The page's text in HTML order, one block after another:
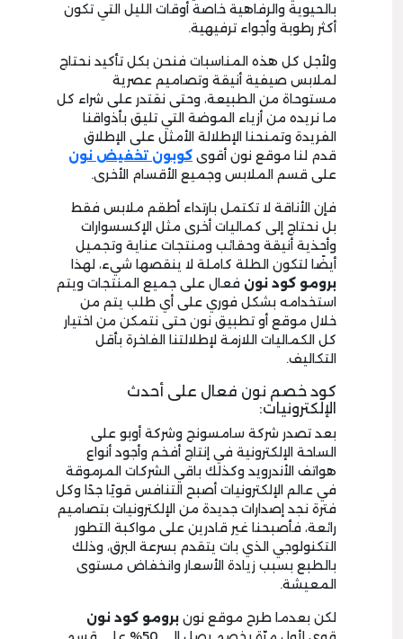
بالحيوية والرفاهية خاصة أوقات الليل التي تكون
أكثر رطوبة وأجواء ترفيهية.
ولأجل كل هذه المناسبات فنحن بكل تأكيد نحتاج
لملابس صيفية أنيقة وتصاميم عصرية
مستوحاة من الطبيعة، وحتى نقتدر على شراء كل
ما نريده من أزياء الموضة التي تليق بأذواقنا
الفريدة وتمنحنا الإطلالة الأمثل على الإطلاق
قدم لنا موقع نون أقوى كوبون تخفيض نون
على قسم الملابس وجميع الأقسام الأخرى.
فإن الأناقة لا تكتمل بارتداء أطقم ملابس فقط
بل نحتاج إلى كماليات أخرى مثل الإكسسوارات
وأحذية أنيقة وحقائب ومنتجات عناية وتجميل
أيضًا لتكون الطلة كاملة لا ينقصها شيء، لهذا
برومو كود نون فعال على جميع المنتجات ويتم
استخدامه بشكل فوري على أي طلب يتم من
خلال موقع أو تطبيق نون حتى نتمكن من اختيار
كل الكماليات اللازمة لإطلالتنا الفاخرة بأقل
التكاليف.
كود خصم نون فعال على أحدث
الإلكترونيات:
بعد تصدر شركة سامسونج وشركة أوبو على
الساحة الإلكترونية في إنتاج أفخم وأجود أنواع
هواتف الأندرويد وكذلك باقي الشركات المرموقة
في عالم الإلكترونيات أصبح التنافس قويًا جدًا وكل
فترة نجد إصدارات جديدة من الإلكترونيات بتصاميم
رائعة، فأصبحنا غير قادرين على مواكبة التطور
التكنولوجي الذي بات يتقدم بسرعة البرق، وذلك
بالطبع بسبب زيادة الأسعار وانخفاض مستوى
المعيشة.
لكن بعدما طرح موقع نون برومو كود نون